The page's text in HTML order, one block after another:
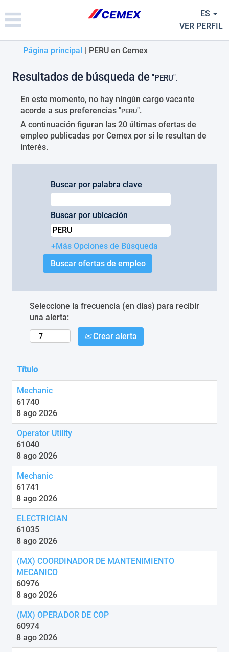
note:
This
includes
system.
ES
VER PERFIL
Página principal | PERU en Cemex(página
Resultados de búsqueda de "PERU".
En este momento, no hay ningún cargo vacante
acorde a sus preferencias "PERU".
A continuación figuran las 20 últimas ofertas de
empleo publicadas por Cemex por si le resultan de
interés.
Buscar por palabra clave
Buscar por ubicación
+Más Opciones de Búsqueda
Seleccione la frecuencia (en días) para recibir
una alerta:
Crear alerta
Título
Mechanic
61740
8 ago 2026
Operator Utility
61040
8 ago 2026
Mechanic
61741
8 ago 2026
ELECTRICIAN
61035
8 ago 2026
(MX) COORDINADOR DE MANTENIMIENTO
MECANICO
60976
8 ago 2026
(MX) OPERADOR DE COP
60974
8 ago 2026